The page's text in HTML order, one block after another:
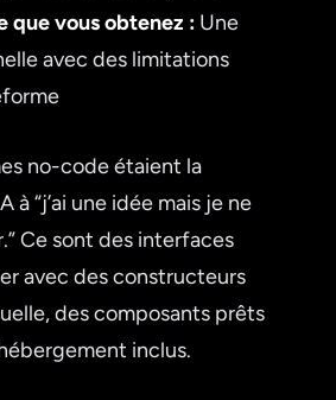
que vous obtenez : Une
avec des limitations
no-code étaient la
à “j’ai une idée mais je ne
Ce sont des interfaces
avec des constructeurs
des composants prêts
inclus.